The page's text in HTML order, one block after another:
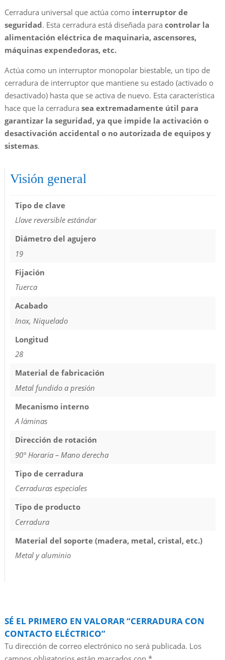
Cerradura universal que actúa como interruptor de
seguridad. Esta cerradura está diseñada para controlar la
alimentación eléctrica de maquinaria, ascensores,
máquinas expendedoras, etc.
Actúa como un interruptor monopolar biestable, un tipo de
cerradura de interruptor que mantiene su estado (activado o
desactivado) hasta que se activa de nuevo. Esta característica
hace que la cerradura sea extremadamente útil para
garantizar la seguridad, ya que impide la activación o
desactivación accidental o no autorizada de equipos y
sistemas.
Visión general
Tipo de clave
Llave reversible estándar
Diámetro del agujero
19
Fijación
Tuerca
Acabado
Inox, Niquelado
Longitud
28
Material de fabricación
Metal fundido a presión
Mecanismo interno
A láminas
Dirección de rotación
90° Horaria – Mano derecha
Tipo de cerradura
Cerraduras especiales
Tipo de producto
Cerradura
Material del soporte (madera, metal, cristal, etc.)
Metal y aluminio
SÉ EL PRIMERO EN VALORAR “CERRADURA CON
CONTACTO ELÉCTRICO”
Tu dirección de correo electrónico no será publicada. Los